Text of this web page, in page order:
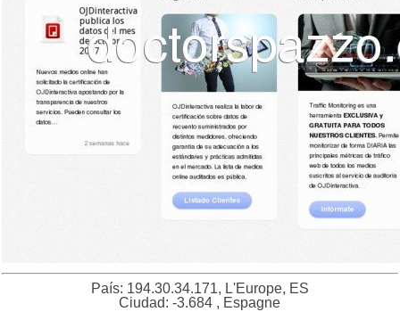
País: 194.30.34.171, L'Europe, ES
Ciudad: -3.684 , Espagne